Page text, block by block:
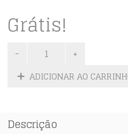
Grátis!
ADICIONAR AO
Descrição